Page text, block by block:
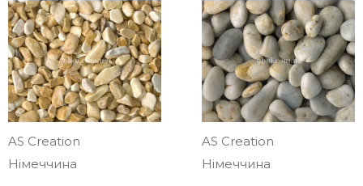
Артикул: 1025007
Купити
1671 грн/панно Під
замовлення термін
поставки до 1,5 міс.
Артикул: 1025015
Купити
1671 грн/панно Під
замовлення термін
поставки до 1,5 міс.